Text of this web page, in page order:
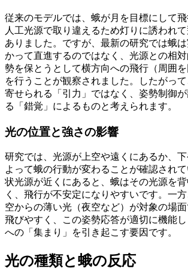
従来のモデルでは、蛾が月を目標にして
人工光源で取り違えるため灯りに誘われ
ありました。ですが、最新の研究では蛾
かって直進するのではなく、光源との相
勢を保とうとして横方向への飛行（周囲を
を行うことが観察されました。したがっ
寄せられる「引力」ではなく、姿勢制御
る「錯覚」によるものと考えられます。
光の位置と強さの影響
研究では、光源が上空や遠くにあるか、
よって蛾の行動が変わることが確認され
状光源が近くにあると、蛾はその光源を
く、飛行が不安定になりやすいです。一
空からの薄い光（夜空など）が対象の場
飛びやすく、この姿勢応答が適切に機能
への「集まり」を引き起こす要因です。
光の種類と蛾の反応